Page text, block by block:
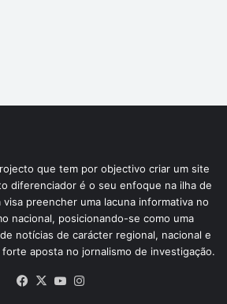
que tem por objectivo criar um site
diferenciador é o seu enfoque na ilha de
preencher uma lacuna informativa no
nacional, posicionando-se como uma
notícias de carácter regional, nacional e
aposta no jornalismo de investigação.
Facebook
X YouTube